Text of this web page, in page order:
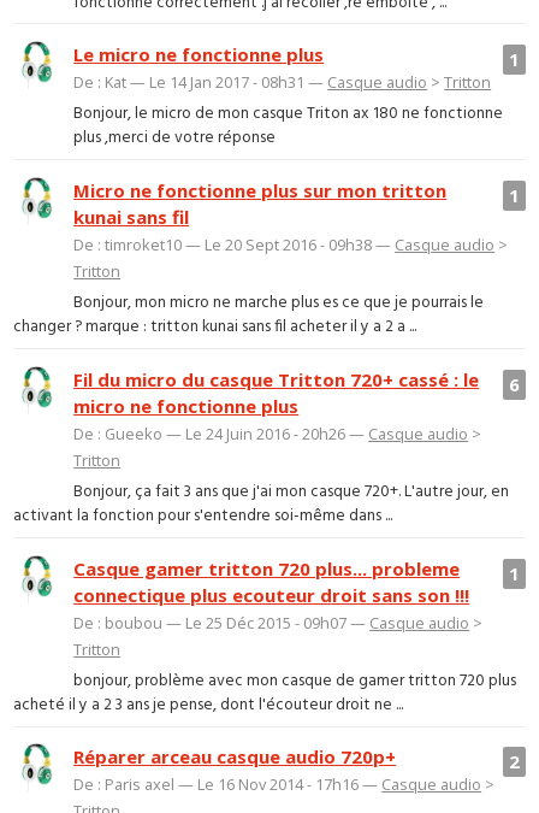
1
Le micro ne fonctionne plus
De : Kat — Le 14 Jan 2017 - 08h31 — Casque audio >Tritton
Bonjour, le micro de mon casque Triton ax 180 ne fonctionne
plus ,merci de votre réponse
1
Micro ne fonctionne plus sur mon tritton
kunai sans fil
De : timroket10 — Le 20 Sept 2016 - 09h38 — Casque audio >
Tritton
Bonjour, mon micro ne marche plus es ce que je pourrais le
changer ? marque : tritton kunai sans fil acheter il y a 2 a ...
6
Fil du micro du casque Tritton 720+ cassé : le
micro ne fonctionne plus
De : Gueeko — Le 24 Juin 2016 - 20h26 — Casque audio >
Tritton
Bonjour, ça fait 3 ans que j'ai mon casque 720+. L'autre jour, en
activant la fonction pour s'entendre soi-même dans ...
1
Casque gamer tritton 720 plus... probleme
connectique plus ecouteur droit sans son !!!
De : boubou — Le 25 Déc 2015 - 09h07 — Casque audio >
Tritton
bonjour, problème avec mon casque de gamer tritton 720 plus
acheté il y a 2 3 ans je pense, dont l'écouteur droit ne ...
2
Réparer arceau casque audio 720p+
De : Paris axel — Le 16 Nov 2014 - 17h16 — Casque audio >